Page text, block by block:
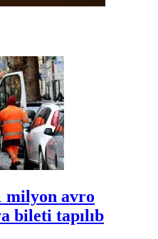
milyon avro
bileti tapılıb